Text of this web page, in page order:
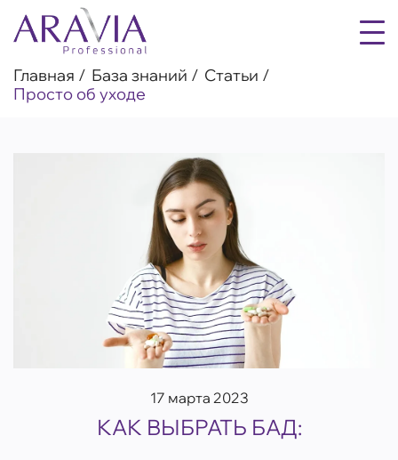
Главная База знаний
Статьи
Просто об уходе
17 марта 2023
КАК ВЫБРАТЬ БАД: